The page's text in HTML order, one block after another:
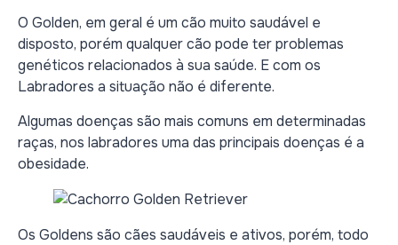
O Golden, em geral é um cão muito saudável e
disposto, porém qualquer cão pode ter problemas
genéticos relacionados à sua saúde. E com os
Labradores a situação não é diferente.
Algumas doenças são mais comuns em determinadas
raças, nos labradores uma das principais doenças é a
obesidade.
Os Goldens são cães saudáveis e ativos, porém, todo